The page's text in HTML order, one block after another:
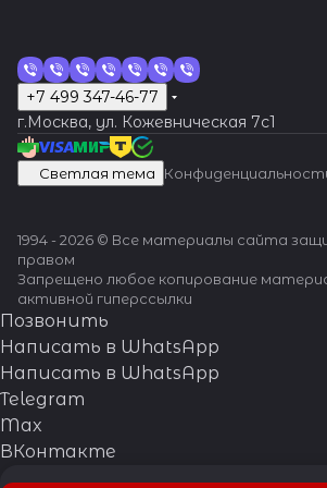
+7 499 347-46-77
г.Москва, ул. Кожевническая 7c1
Светлая тема
1994 - 2026 © Все материалы сайта
правом
Запрещено любое копирование
активной гиперссылки
Позвонить
Написать в WhatsApp
Написать в WhatsApp
Telegram
Max
ВКонтакте